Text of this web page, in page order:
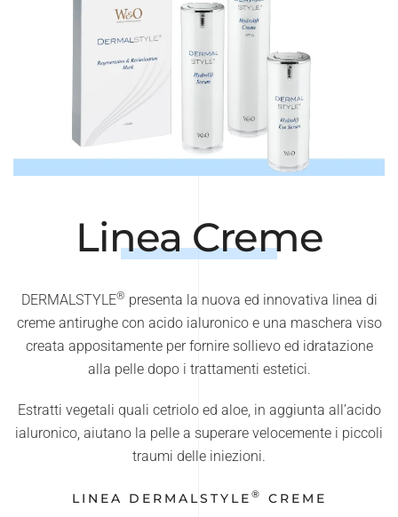
Linea Creme
DERMALSTYLE® presenta la nuova ed innovativa linea di
creme antirughe con acido ialuronico e una maschera viso
creata appositamente per fornire sollievo ed idratazione
alla pelle dopo i trattamenti estetici.
Estratti vegetali quali cetriolo ed aloe, in aggiunta all’acido
ialuronico, aiutano la pelle a superare velocemente i piccoli
traumi delle iniezioni.
LINEA DERMALSTYLE ® CREME